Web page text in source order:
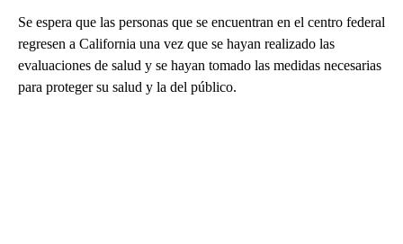
Se espera que las personas que se encuentran en el centro federal
regresen a California una vez que se hayan realizado las
evaluaciones de salud y se hayan tomado las medidas necesarias
para proteger su salud y la del público.